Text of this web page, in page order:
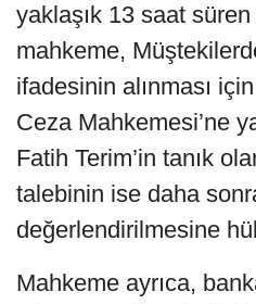
yaklaşık 13 saat
mahkeme,
ifadesinin alınması
Ceza Mahkemesi’ne
Fatih Terim’in tanık
talebinin ise daha
değerlendirilmesine
Mahkeme ayrıca,